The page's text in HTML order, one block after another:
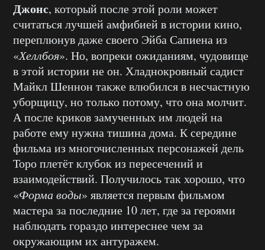
Джонс, который после этой роли может
считаться лучшей амфибией в истории кино,
переплюнув даже своего Эйба Сапиена из
«Хеллбоя». Но, вопреки ожиданиям, чудовище
в этой истории не он. Хладнокровный садист
Майкл Шеннон также влюбился в несчастную
уборщицу, но только потому, что она молчит.
А после криков замученных им людей на
работе ему нужна тишина дома. К середине
фильма из многочисленных персонажей дель
Торо плетёт клубок из пересечений и
взаимодействий. Получилось так хорошо, что
«Форма воды» является первым фильмом
мастера за последние 10 лет, где за героями
наблюдать гораздо интереснее чем за
окружающим их антуражем.